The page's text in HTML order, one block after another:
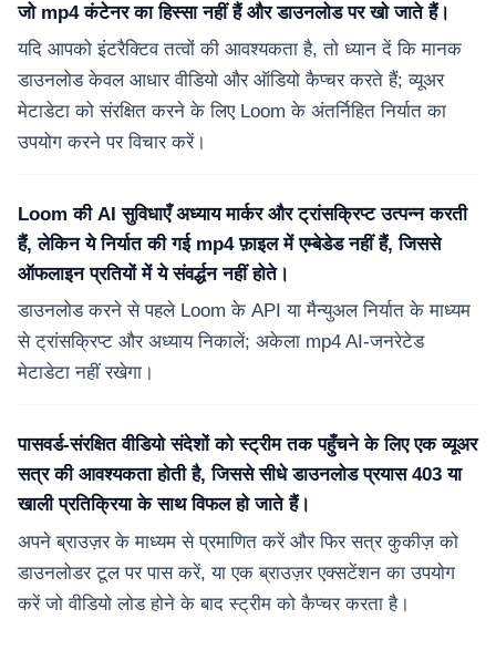
जो mp4 कंटेनर का हिस्सा नहीं हैं और डाउनलोड पर खो जाते हैं।
यदि आपको इंटरैक्टिव तत्वों की आवश्यकता है, तो ध्यान दें कि मानक
डाउनलोड केवल आधार वीडियो और ऑडियो कैप्चर करते हैं; व्यूअर
मेटाडेटा को संरक्षित करने के लिए Loom के अंतर्निहित निर्यात का
उपयोग करने पर विचार करें।
Loom की AI सुविधाएँ अध्याय मार्कर और ट्रांसक्रिप्ट उत्पन्न करती
हैं, लेकिन ये निर्यात की गई mp4 फ़ाइल में एम्बेडेड नहीं हैं, जिससे
ऑफलाइन प्रतियों में ये संवर्द्धन नहीं होते।
डाउनलोड करने से पहले Loom के API या मैन्युअल निर्यात के माध्यम
से ट्रांसक्रिप्ट और अध्याय निकालें; अकेला mp4 AI-जनरेटेड
मेटाडेटा नहीं रखेगा।
पासवर्ड-संरक्षित वीडियो संदेशों को स्ट्रीम तक पहुँचने के लिए एक व्यूअर
सत्र की आवश्यकता होती है, जिससे सीधे डाउनलोड प्रयास 403 या
खाली प्रतिक्रिया के साथ विफल हो जाते हैं।
अपने ब्राउज़र के माध्यम से प्रमाणित करें और फिर सत्र कुकीज़ को
डाउनलोडर टूल पर पास करें, या एक ब्राउज़र एक्सटेंशन का उपयोग
करें जो वीडियो लोड होने के बाद स्ट्रीम को कैप्चर करता है।